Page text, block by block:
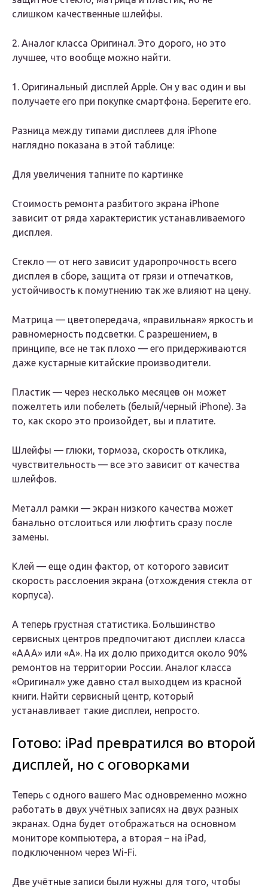
слишком качественные шлейфы.
2. Аналог класса Оригинал. Это дорого, но это
лучшее, что вообще можно найти.
1. Оригинальный дисплей Apple. Он у вас один и вы
получаете его при покупке смартфона. Берегите его.
Разница между типами дисплеев для iPhone
наглядно показана в этой таблице:
Для увеличения тапните по картинке
Стоимость ремонта разбитого экрана iPhone
зависит от ряда характеристик устанавливаемого
дисплея.
Стекло — от него зависит ударопрочность всего
дисплея в сборе, защита от грязи и отпечатков,
устойчивость к помутнению так же влияют на цену.
Матрица — цветопередача, «правильная» яркость и
равномерность подсветки. С разрешением, в
принципе, все не так плохо — его придерживаются
даже кустарные китайские производители.
Пластик — через несколько месяцев он может
пожелтеть или побелеть (белый/черный iPhone). За
то, как скоро это произойдет, вы и платите.
Шлейфы — глюки, тормоза, скорость отклика,
чувствительность — все это зависит от качества
шлейфов.
Металл рамки — экран низкого качества может
банально отслоиться или люфтить сразу после
замены.
Клей — еще один фактор, от которого зависит
скорость расслоения экрана (отхождения стекла от
корпуса).
А теперь грустная статистика. Большинство
сервисных центров предпочитают дисплеи класса
«ААА» или «А». На их долю приходится около 90%
ремонтов на территории России. Аналог класса
«Оригинал» уже давно стал выходцем из красной
книги. Найти сервисный центр, который
устанавливает такие дисплеи, непросто.
Готово: iPad превратился во второй
дисплей, но с оговорками
Теперь с одного вашего Mac одновременно можно
работать в двух учётных записях на двух разных
экранах. Одна будет отображаться на основном
мониторе компьютера, а вторая – на iPad,
подключенном через Wi-Fi.
Две учётные записи были нужны для того, чтобы